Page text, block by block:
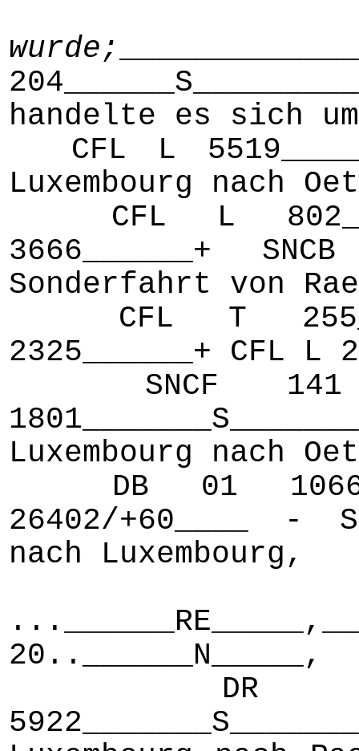
wurde;
handelte es sich
CFL L
Luxembourg nach
CFL L
3666______+
Sonderfahrt von
CFL T
2325______+ CFL L
SNCF 141
Luxembourg nach
DB 01
26402/+60____ -
nach Luxembourg,
20..______N_____,
DR 50